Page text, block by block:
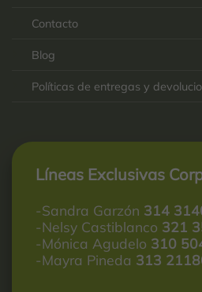
Contacto
Blog
Políticas de entregas y
Líneas Exclusivas
-Sandra Garzón 314
-Nelsy Castiblanco 321
-Mónica Agudelo 310
-Mayra Pineda 313